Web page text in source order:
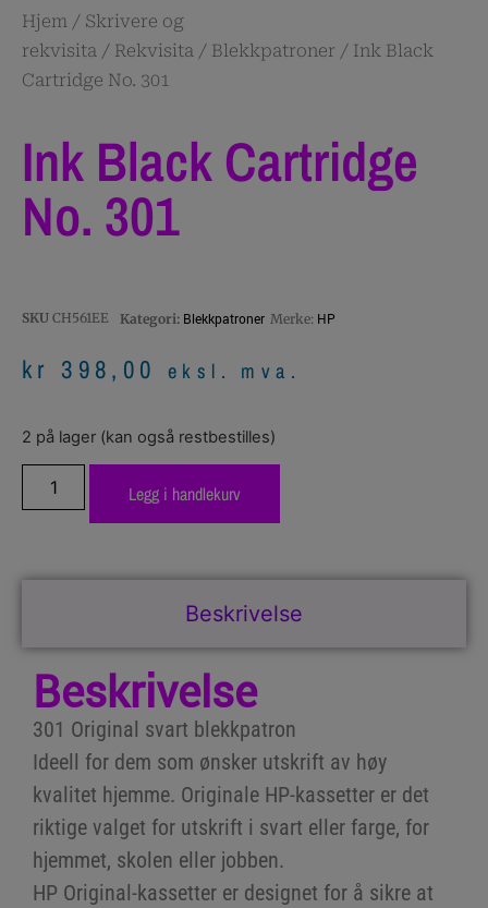
Hjem / Skrivere og
rekvisita / Rekvisita / Blekkpatroner / Ink Black
Cartridge No. 301
Ink Black Cartridge
No. 301
SKU CH561EE Kategori: Blekkpatroner Merke: HP
kr 398,00 eksl. mva.
2 på lager (kan også restbestilles)
Legg i handlekurv
Beskrivelse
Beskrivelse
301 Original svart blekkpatron
Ideell for dem som ønsker utskrift av høy
kvalitet hjemme. Originale HP-kassetter er det
riktige valget for utskrift i svart eller farge, for
hjemmet, skolen eller jobben.
HP Original-kassetter er designet for å sikre at